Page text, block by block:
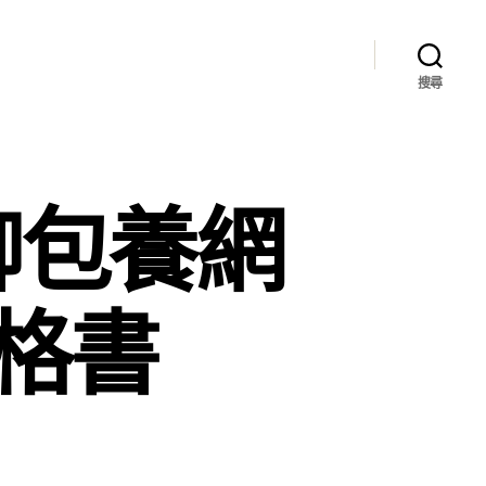
搜尋
養網
書